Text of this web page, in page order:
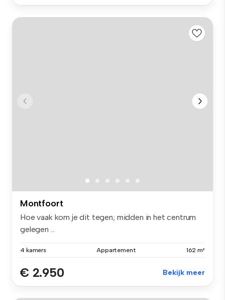
Montfoort
Hoe vaak kom je dit tegen; midden in het centrum
gelegen ...
4 kamers Appartement 162 m²
€ 2.950 Bekijk meer